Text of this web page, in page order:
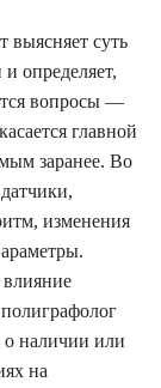
выясняет суть
определяет,
вопросы —
главной
заранее. Во
изменения
о наличии или
на